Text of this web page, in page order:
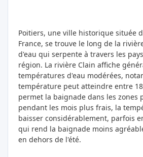
Poitiers, une ville historique située
France, se trouve le long de la
d'eau qui serpente à travers les
région. La rivière Clain affiche
températures d'eau modérées,
température peut atteindre entre 18
permet la baignade dans les zones
pendant les mois plus frais, la
baisser considérablement, parfois
qui rend la baignade moins
en dehors de l'été.